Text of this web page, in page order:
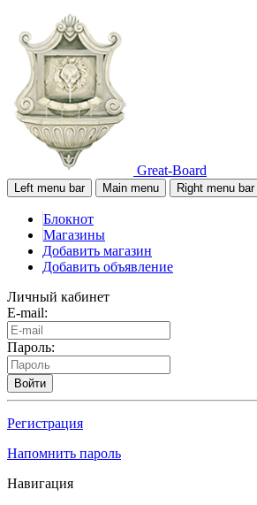
Great-Board
Left menu bar Main menu Right menu bar
Блокнот
Магазины
Добавить магазин
Добавить объявление
Личный кабинет
E-mail:
Пароль:
Войти
Регистрация
Напомнить пароль
Навигация